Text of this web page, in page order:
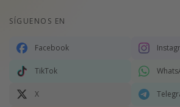
SÍGUENOS EN
Facebook
TikTok
X